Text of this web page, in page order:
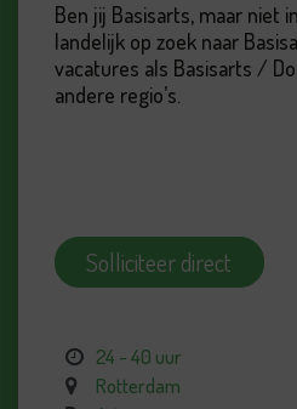
Ben jij Basisarts, maar niet
landelijk op zoek naar
vacatures als Basisarts /
andere regio’s.
Solliciteer direct
24 - 40 uur
Rotterdam